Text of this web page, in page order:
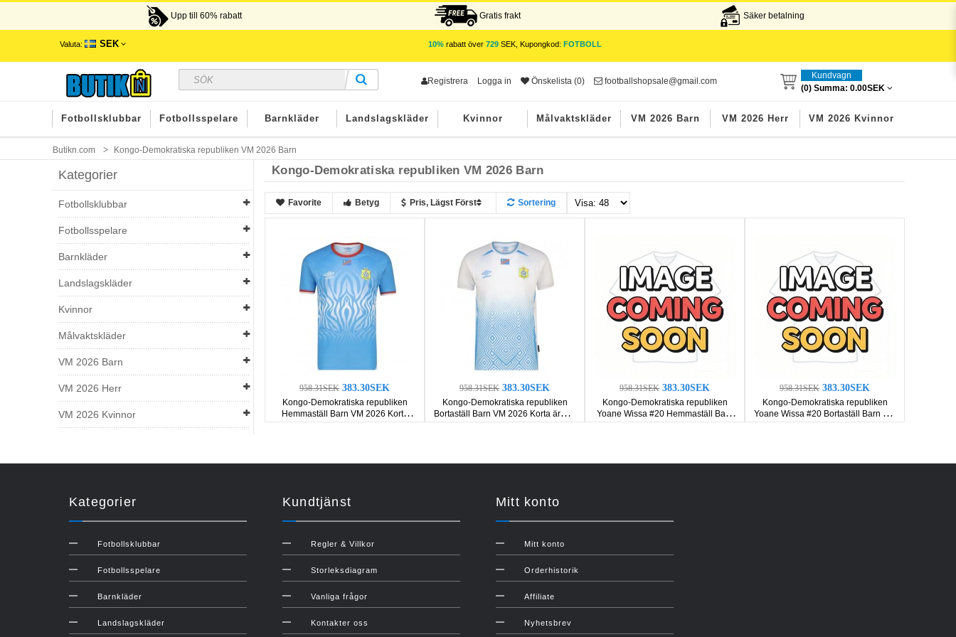
Upp till 60% rabatt Gratis frakt Säker betalning
Valuta: SEK 10%rabatt över 729SEK, Kupongkod: FOTBOLL
Registrera Logga in Önskelista (0) footballshopsale@gmail.com
Kundvagn
(0) Summa: 0.00SEK
Fotbollsklubbar Fotbollsspelare Barnkläder Landslagskläder Kvinnor Målvaktskläder VM 2026 Barn VM 2026 Herr VM 2026 Kvinnor
Butikn.com Kongo-Demokratiska republiken VM 2026 Barn
Kategorier
Fotbollsklubbar
Fotbollsspelare
Barnkläder
Landslagskläder
Kvinnor
Målvaktskläder
VM 2026 Barn
VM 2026 Herr
VM 2026 Kvinnor
Kongo-Demokratiska republiken VM 2026 Barn
Favorite Betyg Pris, Lägst Först Sortering
958.31SEK 383.30SEK
Kongo-Demokratiska republiken
Hemmaställ Barn VM 2026 Korta
ärmar (+ Korta byxor)
958.31SEK 383.30SEK
Kongo-Demokratiska republiken
Bortaställ Barn VM 2026 Korta ärmar
(+ Korta byxor)
958.31SEK 383.30SEK
Kongo-Demokratiska republiken
Yoane Wissa #20 Hemmaställ Barn
VM 2026 Korta ärmar (+ Korta byxor)
958.31SEK 383.30SEK
Kongo-Demokratiska republiken
Yoane Wissa #20 Bortaställ Barn VM
2026 Korta ärmar (+ Korta byxor)
Kategorier
Fotbollsklubbar
Fotbollsspelare
Barnkläder
Landslagskläder
Kundtjänst
Regler & Villkor
Storleksdiagram
Vanliga frågor
Kontakter oss
Mitt konto
Mitt konto
Orderhistorik
Affiliate
Nyhetsbrev